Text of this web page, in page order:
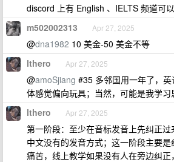
discord 上有 English 、IELTS 频道可
m502002313 Apr 27, 2025
@dna1982 10 美金-50 美金不等
lthero Apr 27, 2025
@amoSjiang #35 多邻国用一年了，
体感觉偏向玩具；当然，可能是我学习
lthero Apr 27, 2025
第一阶段：至少在音标发音上先纠正
中文没有的发音方式；这一阶段主要
痛苦，线上教学如果没有人在旁边纠正